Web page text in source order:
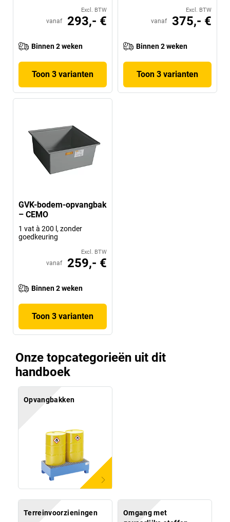
Excl. BTW
vanaf 293,- €
Binnen 2 weken
Toon 3 varianten
Excl. BTW
vanaf 375,- €
Binnen 2 weken
Toon 3 varianten
GVK-bodem-opvangbak
– CEMO
1 vat à 200 l, zonder
goedkeuring
Excl. BTW
vanaf 259,- €
Binnen 2 weken
Toon 3 varianten
Onze topcategorieën uit dit
handboek
Opvangbakken
Terreinvoorzieningen
Omgang met